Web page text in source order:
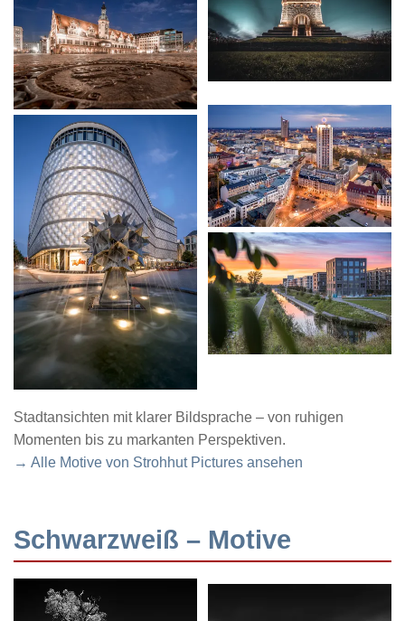
Stadtansichten mit klarer Bildsprache – von ruhigen
Momenten bis zu markanten Perspektiven.
→ Alle Motive von Strohhut Pictures ansehen
Schwarzweiß – Motive